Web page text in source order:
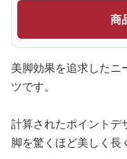
商
美脚効果を追求したニ
ツです。
計算されたポイントデ
脚を驚くほど美しく長